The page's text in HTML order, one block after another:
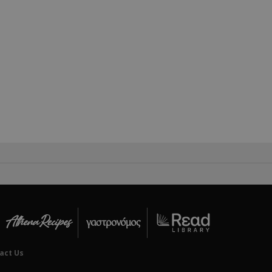
Us
στον χρήστη
push down
στον χρήστη
όπως είναι το
push down
δηλαδή να